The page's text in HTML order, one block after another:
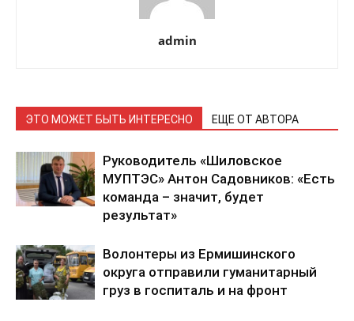
admin
ЭТО МОЖЕТ БЫТЬ ИНТЕРЕСНО ЕЩЕ ОТ АВТОРА
Руководитель «Шиловское
МУПТЭС» Антон Садовников: «Есть
команда – значит, будет
результат»
Волонтеры из Ермишинского
округа отправили гуманитарный
груз в госпиталь и на фронт